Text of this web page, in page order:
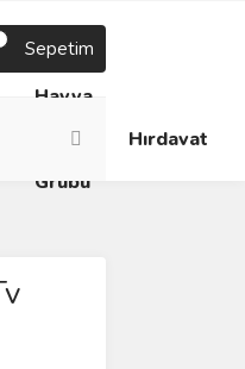
Sepetim
Havya
Lehim
Grubu
Hırdavat